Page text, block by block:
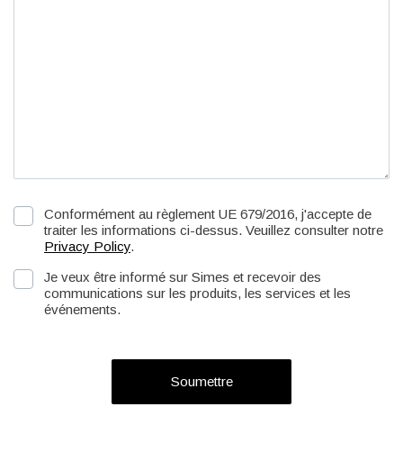
Conformément au règlement UE 679/2016, j'accepte de
traiter les informations ci-dessus. Veuillez consulter notre
Privacy Policy.
Je veux être informé sur Simes et recevoir des
communications sur les produits, les services et les
événements.
Soumettre